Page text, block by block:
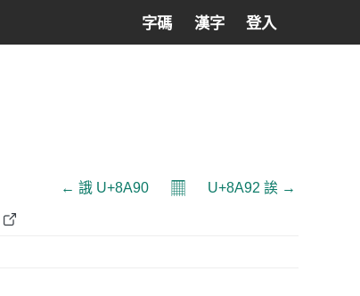
字碼 漢字 登入
← 誐 U+8A90 𝄜 U+8A92 誒 →